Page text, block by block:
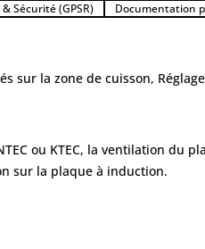
Sécurité (GPSR) Documentation
sur la zone de cuisson,
ou KTEC, la ventilation du
sur la plaque à induction.